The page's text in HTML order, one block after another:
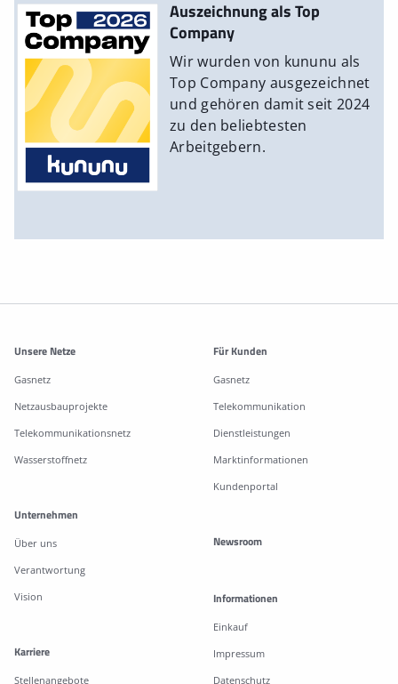
Auszeichnung als Top
Company
Wir wurden von kununu als
Top Company ausgezeichnet
und gehören damit seit 2024
zu den beliebtesten
Arbeitgebern.
Weitere Informationen
Unsere Netze
Gasnetz
Netzausbauprojekte
Telekommunikationsnetz
Wasserstoffnetz
Für Kunden
Gasnetz
Telekommunikation
Dienstleistungen
Marktinformationen
Kundenportal
Unternehmen
Über uns
Verantwortung
Vision
Karriere
Stellenangebote
Newsroom
Informationen
Einkauf
Impressum
Datenschutz